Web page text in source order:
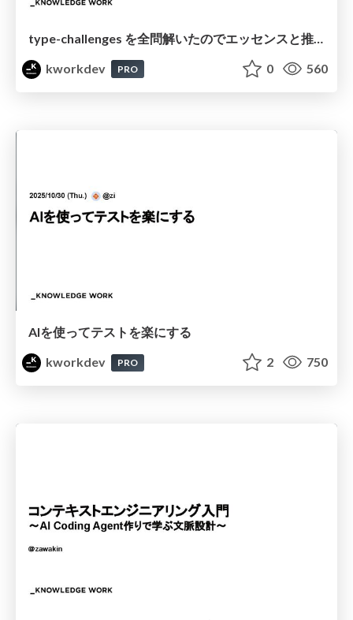
kworkdev
PRO 0 560
AIを使ってテストを楽にする
kworkdev
PRO 2 750